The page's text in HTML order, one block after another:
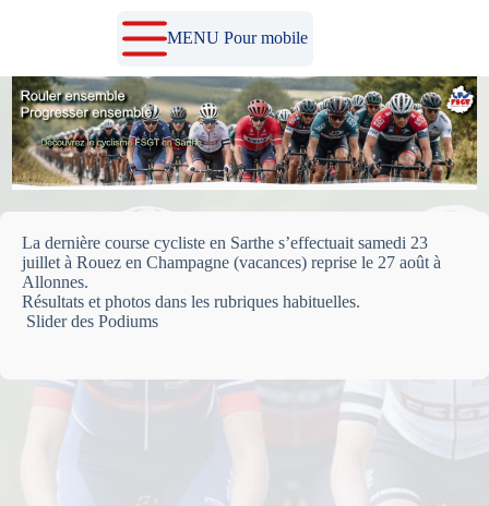
MENU Pour mobile
La dernière course cycliste en Sarthe s’effectuait samedi 23
juillet à Rouez en Champagne (vacances) reprise le 27 août à
Allonnes.
Résultats et photos dans les rubriques habituelles.
Slider des Podiums